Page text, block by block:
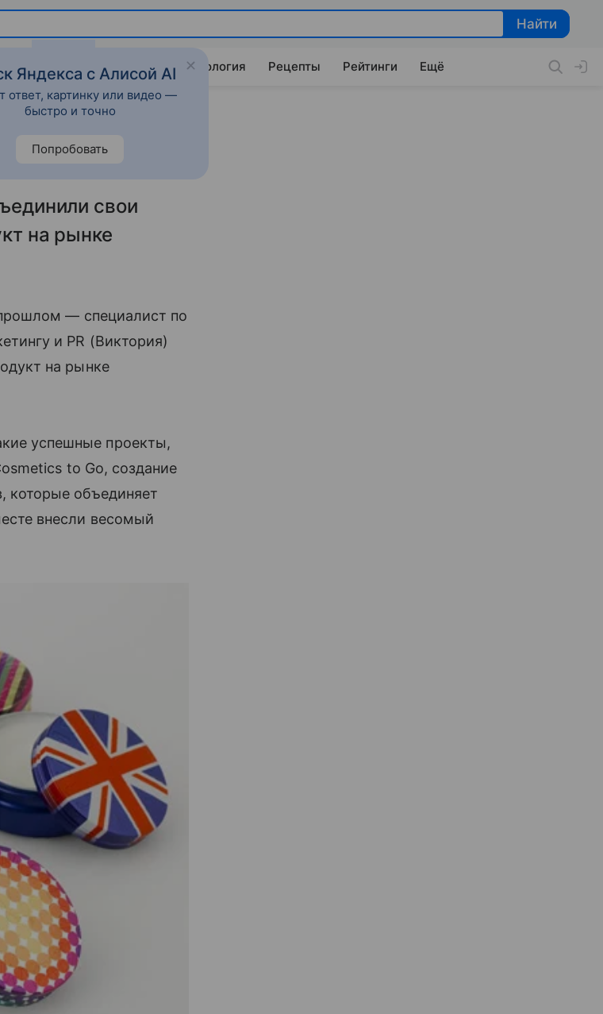
Найти
Найти
Стиль жизни Психология Рецепты Рейтинги Ещё
свои
на рынке
— специалист по
и PR (Виктория)
на рынке
успешные проекты,
to Go, создание
которые объединяет
внесли весомый
Яндекса с Алисой AI
ответ, картинку или видео —
быстро и точно
Попробовать